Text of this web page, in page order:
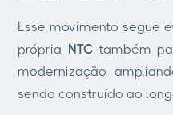
Esse movimento segue
própria NTC também
modernização,
sendo construído ao